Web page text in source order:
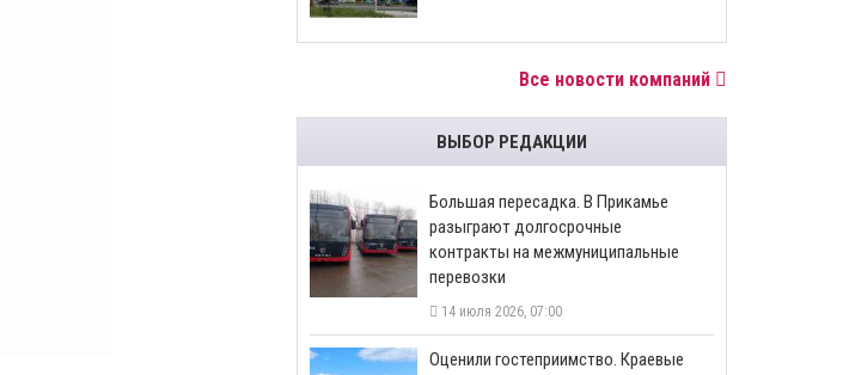
Все новости компаний
ВЫБОР РЕДАКЦИИ
Большая пересадка. В Прикамье
разыграют долгосрочные
контракты на межмуниципальные
перевозки
14 июля 2026, 07:00
Оценили гостеприимство. Краевые